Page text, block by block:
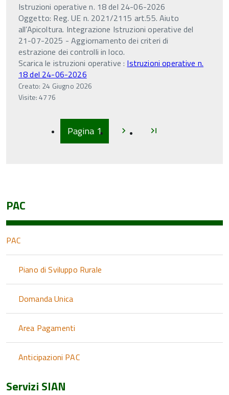
Istruzioni operative n. 18 del 24-06-2026
Oggetto: Reg. UE n. 2021/2115 art.55. Aiuto
all’Apicoltura. Integrazione Istruzioni operative del
21-07-2025 - Aggiornamento dei criteri di
estrazione dei controlli in loco.
Scarica le istruzioni operative : Istruzioni operative n.
18 del 24-06-2026
Creato: 24 Giugno 2026
Visite: 4776
Pagina 1 chevron_right last_page
PAC
PAC
Piano di Sviluppo Rurale
Domanda Unica
Area Pagamenti
Anticipazioni PAC
Servizi SIAN